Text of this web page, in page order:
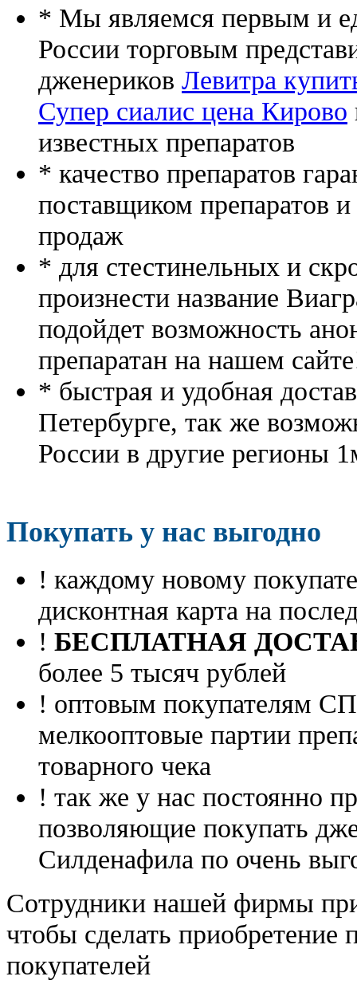
* Мы являемся первым и
России торговым
дженериков Левитра
Супер сиалис цена Кирово
известных препаратов
* качество препаратов
поставщиком препаратов
продаж
* для стестинельных и
произнести название
подойдет возможность
препаратан на нашем
* быстрая и удобная
Петербурге, так же
России в другие регионы
Покупать у нас выгодно
! каждому новому
дисконтная карта на
! БЕСПЛАТНАЯ
более 5 тысяч рублей
! оптовым покупателям
мелкооптовые партии
товарного чека
! так же у нас постоянно
позволяющие покупать
Силденафила по очень
Cотрудники нашей фирмы
чтобы сделать приобретение
покупателей